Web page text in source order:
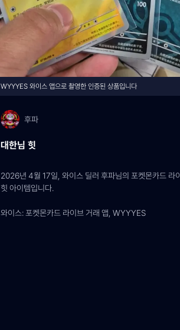
WYYYES 와이스 앱으로 촬영한 인증된 상품입니다
후파
대한님 힛
2026년 4월 17일, 와이스 딜러 후파님의 포켓몬카드 라
힛 아이템입니다.
와이스: 포켓몬카드 라이브 거래 앱, WYYYES